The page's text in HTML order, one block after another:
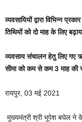
व्यवसायियों द्वारा विभिन्न
तिथियों को दो माह के लिए
व्यवसाय संचालन हेतु लिए
सीमा को कम से कम 3 माह की
रायपुर, 03 मई 2021
मुख्यमंत्री श्री भूपेश बघेल ने